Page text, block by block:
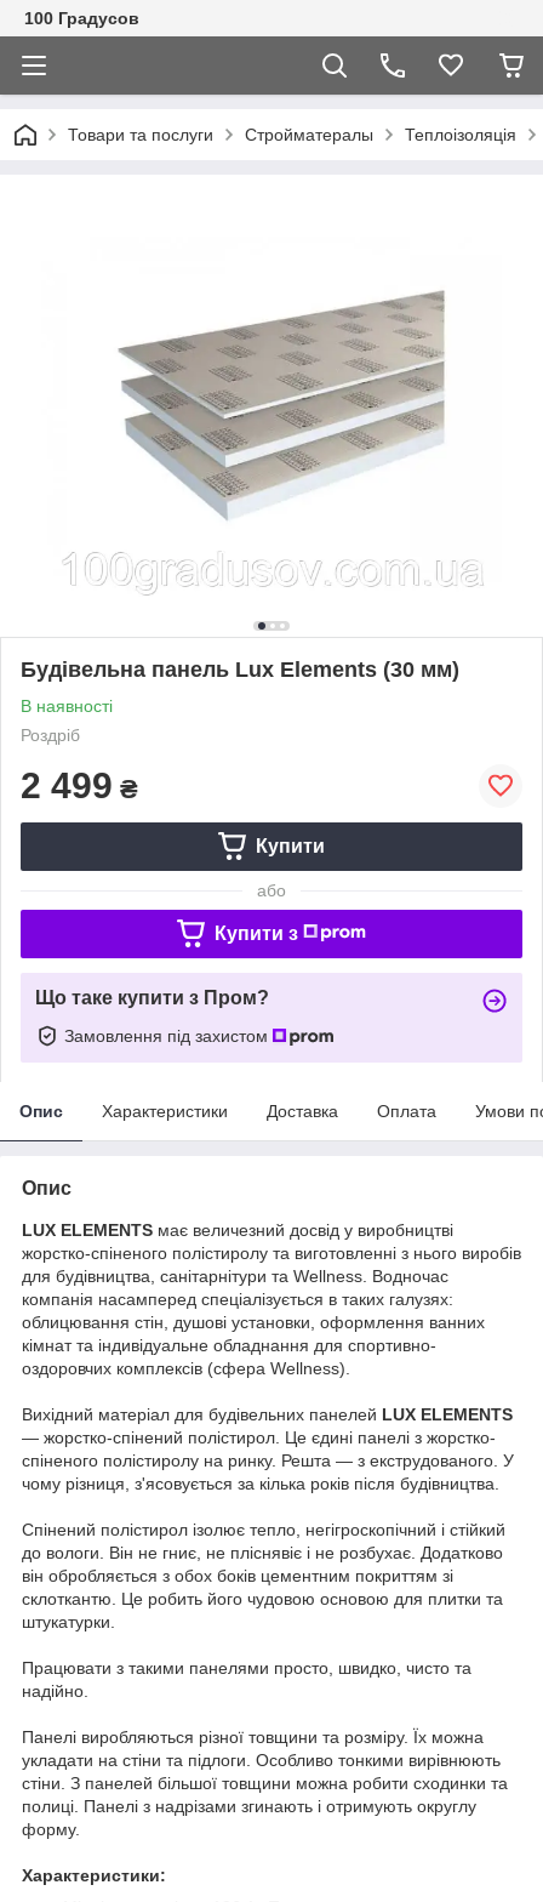
100 Градусов
Товари та послуги Стройматералы Теплоізоляція
Будівельна панель Lux Elements (30 мм)
В наявності
Роздріб
2 499 ₴
Купити
або
Купити з
Що таке купити з Пром?
Замовлення під захистом
Опис Характеристики Доставка Оплата Умови
Опис
LUX ELEMENTS має величезний досвід у виробництві
жорстко-спіненого полістиролу та виготовленні з нього виробів
для будівництва, санітарнітури та Wellness. Водночас
компанія насамперед спеціалізується в таких галузях:
облицювання стін, душові установки, оформлення ванних
кімнат та індивідуальне обладнання для спортивно-
оздоровчих комплексів (сфера Wellness).
Вихідний матеріал для будівельних панелей LUX ELEMENTS
— жорстко-спінений полістирол. Це єдині панелі з жорстко-
спіненого полістиролу на ринку. Решта — з екструдованого. У
чому різниця, з'ясовується за кілька років після будівництва.
Спінений полістирол ізолює тепло, негігроскопічний і стійкий
до вологи. Він не гниє, не пліснявіє і не розбухає. Додатково
він обробляється з обох боків цементним покриттям зі
склоткантю. Це робить його чудовою основою для плитки та
штукатурки.
Працювати з такими панелями просто, швидко, чисто та
надійно.
Панелі виробляються різної товщини та розміру. Їх можна
укладати на стіни та підлоги. Особливо тонкими вирівнюють
стіни. З панелей більшої товщини можна робити сходинки та
полиці. Панелі з надрізами згинають і отримують округлу
форму.
Характеристики: